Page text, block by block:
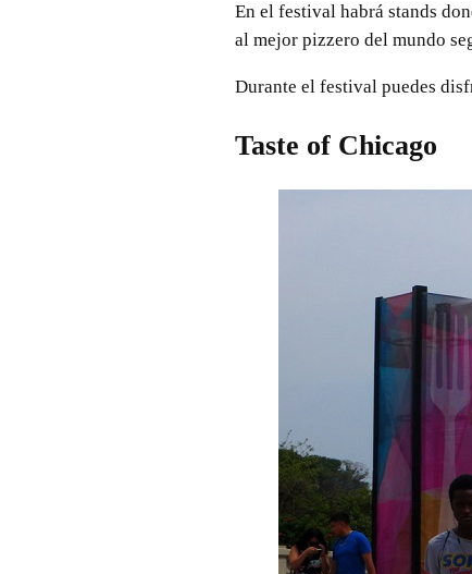
En el festival habrá stands
al mejor pizzero del mundo
Durante el festival puedes
Taste of Chicago